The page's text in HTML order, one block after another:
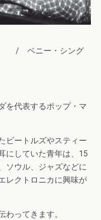
/ ベニー・シング
を代表するポップ・マ
ビートルズやスティー
にしていた青年は、15
ソウル、ジャズなどに
レクトロニカに興味が
わってきます。